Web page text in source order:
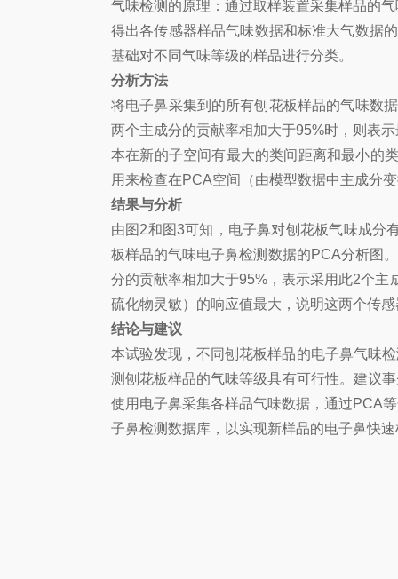
气味检测的原理：通过取样装置采集样品的
得出各传感器样品气味数据和标准大气数据
基础对不同气味等级的样品进行分类。
分析方法
将电子鼻采集到的所有刨花板样品的气味数
两个主成分的贡献率相加大于95%时，则表
本在新的子空间有最大的类间距离和最小的
用来检查在PCA空间（由模型数据中主成分
结果与分析
由图2和图3可知，电子鼻对刨花板气味成分
板样品的气味电子鼻检测数据的PCA分析图
分的贡献率相加大于95%，表示采用此2个
硫化物灵敏）的响应值最大，说明这两个传
结论与建议
本试验发现，不同刨花板样品的电子鼻气味
测刨花板样品的气味等级具有可行性。建议
使用电子鼻采集各样品气味数据，通过PCA
子鼻检测数据库，以实现新样品的电子鼻快